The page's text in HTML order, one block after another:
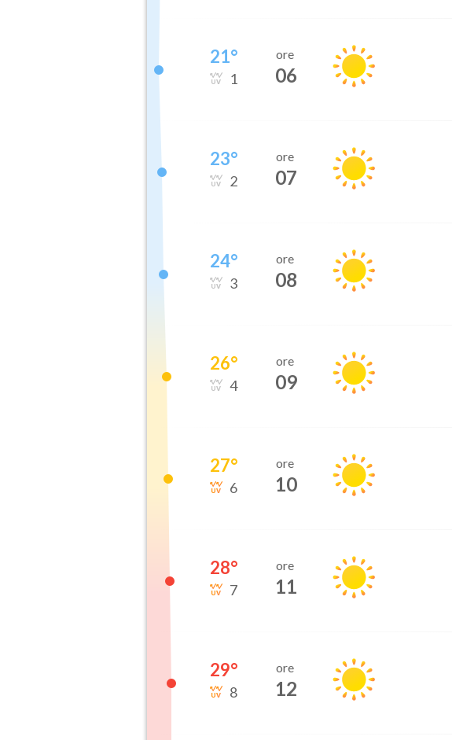
21°
1
ore
06
23°
2
ore
07
24°
3
ore
08
26°
4
ore
09
27°
6
ore
10
28°
7
ore
11
29°
8
ore
12